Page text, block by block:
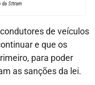
da Sttram
de veículos
e que os
para poder
as sanções da lei.